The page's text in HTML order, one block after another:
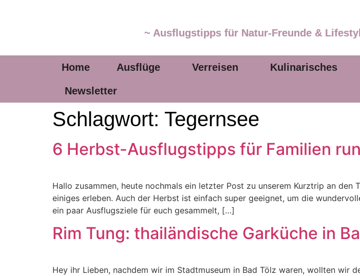
~ Ausflugstipps für Natur-Freunde &
Home Ausflüge Verreisen Kulinarisches
Newsletter
Schlagwort: Tegernsee
6 Herbst-Ausflugstipps für Familien
Hallo zusammen, heute nochmals ein letzter Post zu unserem Kurztrip an
einiges erleben. Auch der Herbst ist einfach super geeignet, um die
ein paar Ausflugsziele für euch gesammelt, […]
Rim Tung: thailändische Garküche in
Hey ihr Lieben, nachdem wir im Stadtmuseum in Bad Tölz waren, wollten wir